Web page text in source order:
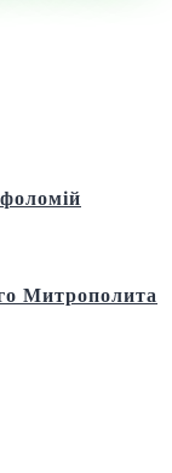
Митрополита